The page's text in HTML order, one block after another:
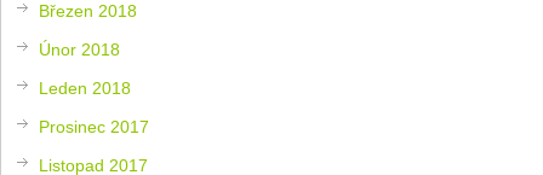
Březen 2018
Únor 2018
Leden 2018
Prosinec 2017
Listopad 2017